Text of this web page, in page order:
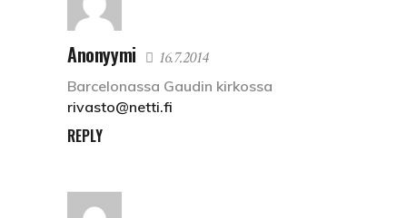
Anonyymi 16.7.2014
Barcelonassa Gaudin kirkossa
rivasto@netti.fi
REPLY